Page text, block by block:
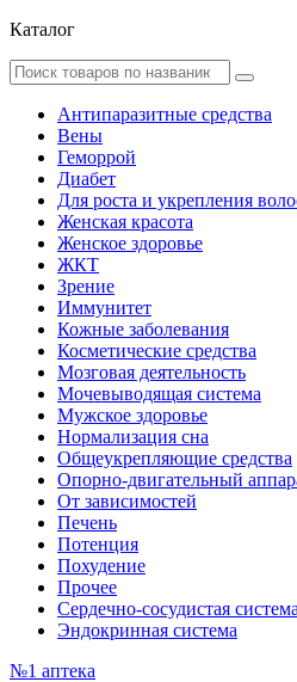
Каталог
Антипаразитные средства
Вены
Геморрой
Диабет
Для роста и укрепления
Женская красота
Женское здоровье
ЖКТ
Зрение
Иммунитет
Кожные заболевания
Косметические средства
Мозговая деятельность
Мочевыводящая система
Мужское здоровье
Нормализация сна
Общеукрепляющие средства
Опорно-двигательный
От зависимостей
Печень
Потенция
Похудение
Прочее
Сердечно-сосудистая система
Эндокринная система
№1 аптека